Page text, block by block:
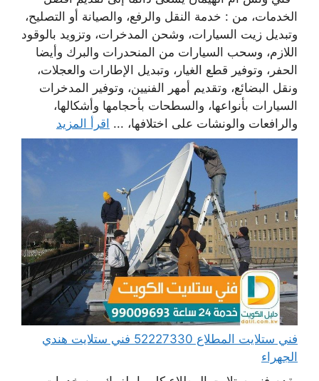
الخدمات، من : خدمة النقل والرفع، والصيانة أو التصليح،
وتبديل زيت السيارات، وشحن المدخرات، وتزويد بالوقود
اللازم، وسحب السيارات من المنحدرات والبرك وأيضا
الحفر، وتوفير قطع الغيار، وتبديل الإطارات والعجلات،
ونقل البضائع، وتقديم أمهر الفنيين، وتوفير المدخرات
السيارات بأنواعها، والسطحات بأحجامها وأشكالها،
والرافعات والونشات على اختلافها، ... اقرأ المزيد
فني ستلايت المطلاع 52227330 فني ستلايت هندي
الجهراء